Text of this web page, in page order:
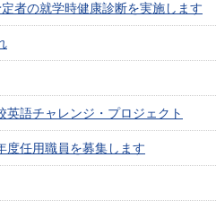
者の就学時健康診断を実施します
英語チャレンジ・プロジェクト
度任用職員を募集します